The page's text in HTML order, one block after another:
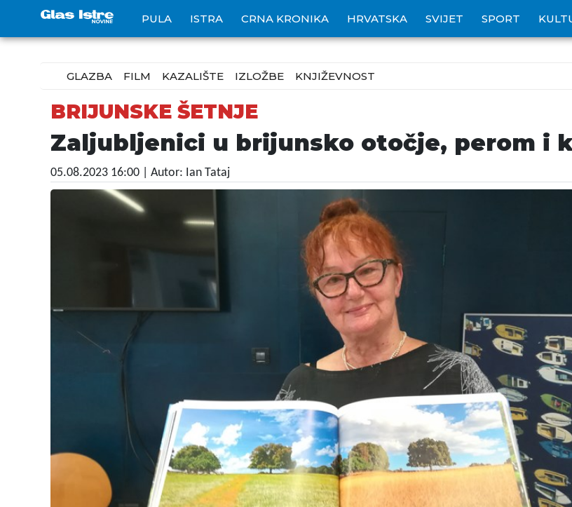
PULA ISTRA CRNA KRONIKA HRVATSKA SVIJET SPORT
GLAZBA FILM KAZALIŠTE IZLOŽBE KNJIŽEVNOST
BRIJUNSKE ŠETNJE
Zaljubljenici u brijunsko otočje, perom i
05.08.2023 16:00 | Autor: Ian Tataj